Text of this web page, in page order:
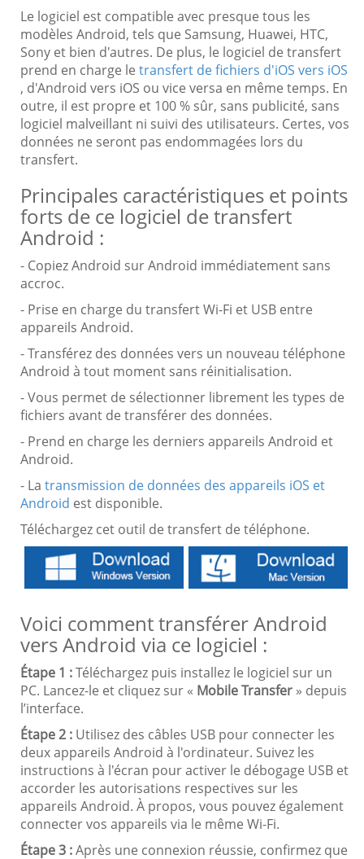
Le logiciel est compatible avec presque tous les
modèles Android, tels que Samsung, Huawei, HTC,
Sony et bien d'autres. De plus, le logiciel de transfert
prend en charge le transfert de fichiers d'iOS vers iOS
, d'Android vers iOS ou vice versa en même temps. En
outre, il est propre et 100 % sûr, sans publicité, sans
logiciel malveillant ni suivi des utilisateurs. Certes, vos
données ne seront pas endommagées lors du
transfert.
Principales caractéristiques et points
forts de ce logiciel de transfert
Android :
- Copiez Android sur Android immédiatement sans
accroc.
- Prise en charge du transfert Wi-Fi et USB entre
appareils Android.
- Transférez des données vers un nouveau téléphone
Android à tout moment sans réinitialisation.
- Vous permet de sélectionner librement les types de
fichiers avant de transférer des données.
- Prend en charge les derniers appareils Android et
Android.
- La transmission de données des appareils iOS et
Android est disponible.
Téléchargez cet outil de transfert de téléphone.
Voici comment transférer Android
vers Android via ce logiciel :
Étape 1 :Téléchargez puis installez le logiciel sur un
PC. Lancez-le et cliquez sur « Mobile Transfer » depuis
l’interface.
Étape 2 : Utilisez des câbles USB pour connecter les
deux appareils Android à l'ordinateur. Suivez les
instructions à l'écran pour activer le débogage USB et
accorder les autorisations respectives sur les
appareils Android. À propos, vous pouvez également
connecter vos appareils via le même Wi-Fi.
Étape 3 :Après une connexion réussie, confirmez que